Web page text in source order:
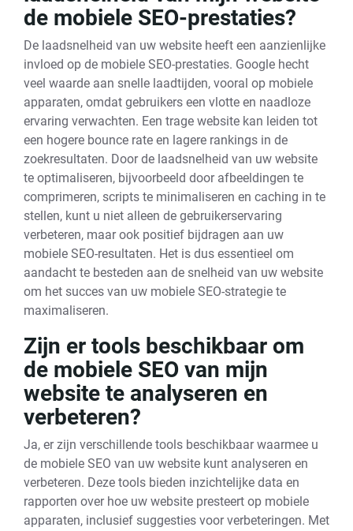
de mobiele SEO-prestaties?
De laadsnelheid van uw website heeft een aanzienlijke
invloed op de mobiele SEO-prestaties. Google hecht
veel waarde aan snelle laadtijden, vooral op mobiele
apparaten, omdat gebruikers een vlotte en naadloze
ervaring verwachten. Een trage website kan leiden tot
een hogere bounce rate en lagere rankings in de
zoekresultaten. Door de laadsnelheid van uw website
te optimaliseren, bijvoorbeeld door afbeeldingen te
comprimeren, scripts te minimaliseren en caching in te
stellen, kunt u niet alleen de gebruikerservaring
verbeteren, maar ook positief bijdragen aan uw
mobiele SEO-resultaten. Het is dus essentieel om
aandacht te besteden aan de snelheid van uw website
om het succes van uw mobiele SEO-strategie te
maximaliseren.
Zijn er tools beschikbaar om
de mobiele SEO van mijn
website te analyseren en
verbeteren?
Ja, er zijn verschillende tools beschikbaar waarmee u
de mobiele SEO van uw website kunt analyseren en
verbeteren. Deze tools bieden inzichtelijke data en
rapporten over hoe uw website presteert op mobiele
apparaten, inclusief suggesties voor verbeteringen. Met